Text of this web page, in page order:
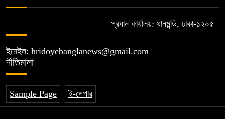
প্রধান কার্যালয়: ধানমন্ডি, ঢাকা-১২০৫
ইমেইল: hridoyebanglanews@gmail.com
নীতিমালা
Sample Page ই-পেপার